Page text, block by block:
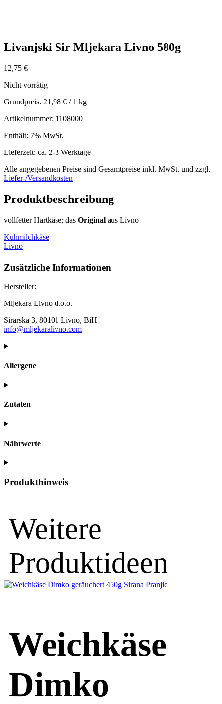
Livanjski Sir Mljekara Livno 580g
12,75 €
Nicht vorrätig
Grundpreis: 21,98 € / 1 kg
Artikelnummer: 1108000
Enthält: 7% MwSt.
Lieferzeit: ca. 2-3 Werktage
Alle angegebenen Preise sind Gesamtpreise inkl. MwSt. und zzgl.
Liefer-/Versandkosten
Produktbeschreibung
vollfetter Hartkäse; das Original aus Livno
Kuhmilchkäse
Livno
Zusätzliche Informationen
Hersteller:
Mljekara Livno d.o.o.
Sirarska 3, 80101 Livno, BiH
info@mljekaralivno.com
Allergene
Zutaten
Nährwerte
Produkthinweis
Weitere
Produktideen
Weichkäse
Dimko